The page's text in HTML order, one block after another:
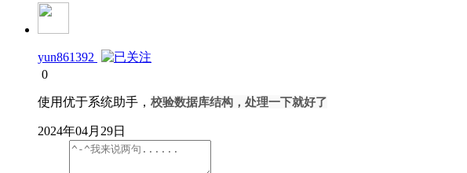
yun861392
0
使用优于系统助手， 校验数据库结构，处理一下就好了
2024年04月29日